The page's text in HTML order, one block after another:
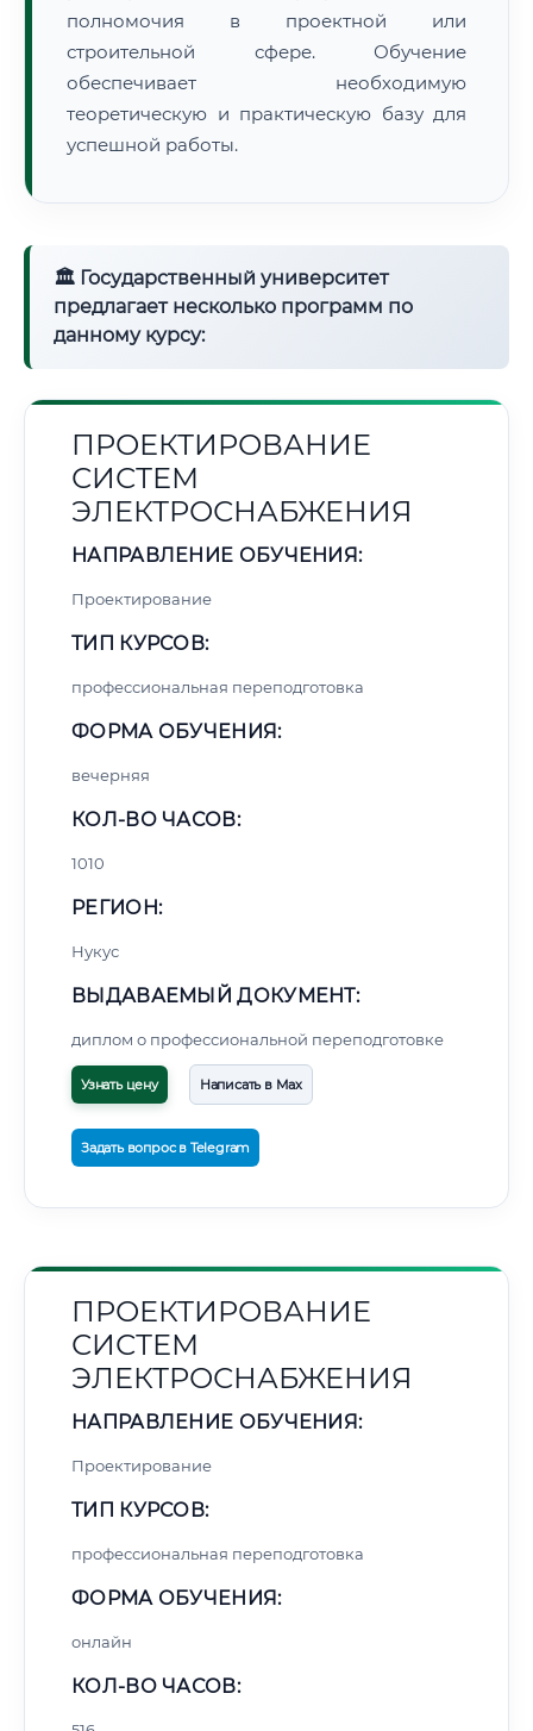
полномочия в проектной или
строительной сфере. Обучение
обеспечивает необходимую
теоретическую и практическую базу для
успешной работы.
🏛 Государственный университет
предлагает несколько программ по
данному курсу:
ПРОЕКТИРОВАНИЕ
СИСТЕМ
ЭЛЕКТРОСНАБЖЕНИЯ
НАПРАВЛЕНИЕ ОБУЧЕНИЯ:
Проектирование
ТИП КУРСОВ:
профессиональная переподготовка
ФОРМА ОБУЧЕНИЯ:
вечерняя
КОЛ-ВО ЧАСОВ:
1010
РЕГИОН:
Нукус
ВЫДАВАЕМЫЙ ДОКУМЕНТ:
диплом о профессиональной переподготовке
Узнать цену Написать в Max
Задать вопрос в Telegram
ПРОЕКТИРОВАНИЕ
СИСТЕМ
ЭЛЕКТРОСНАБЖЕНИЯ
НАПРАВЛЕНИЕ ОБУЧЕНИЯ:
Проектирование
ТИП КУРСОВ:
профессиональная переподготовка
ФОРМА ОБУЧЕНИЯ:
онлайн
КОЛ-ВО ЧАСОВ: